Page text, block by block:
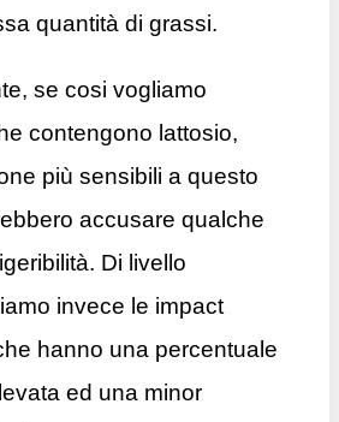
quantità di grassi.
se cosi vogliamo
contengono lattosio,
più sensibili a questo
accusare qualche
Di livello
invece le impact
hanno una percentuale
ed una minor